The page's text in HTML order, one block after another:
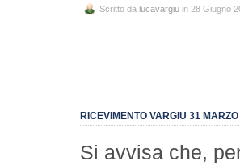
Scritto da lucavargiu in 28 Giugno
RICEVIMENTO VARGIU 31
Si avvisa che,